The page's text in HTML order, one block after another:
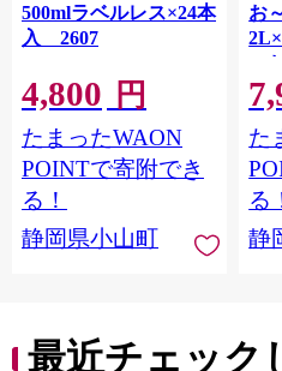
500mlラベルレス×24本
入 2607
4,800 円
たまったWAON
POINTで寄附でき
る！
静岡県小山町
お
い
リ
藤
た
る
静
最近チェック